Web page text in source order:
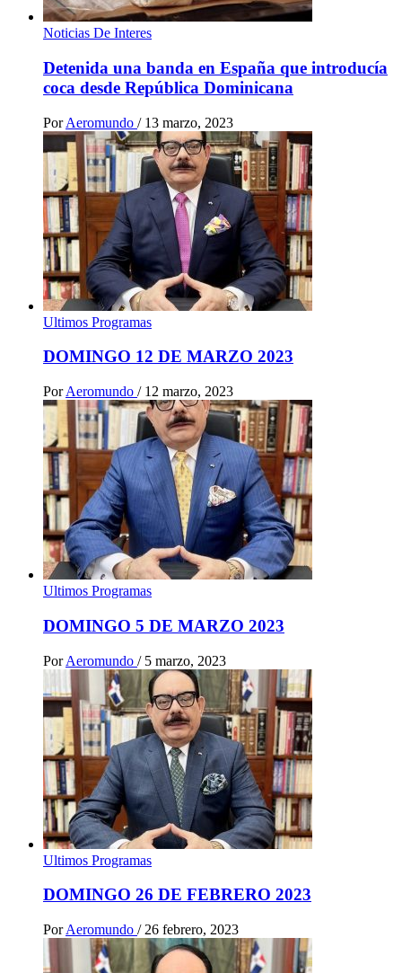
Noticias De Interes
Detenida una banda en España que introducía
coca desde República Dominicana
Por Aeromundo / 13 marzo, 2023
Ultimos Programas
DOMINGO 12 DE MARZO 2023
Por Aeromundo / 12 marzo, 2023
Ultimos Programas
DOMINGO 5 DE MARZO 2023
Por Aeromundo / 5 marzo, 2023
Ultimos Programas
DOMINGO 26 DE FEBRERO 2023
Por Aeromundo / 26 febrero, 2023